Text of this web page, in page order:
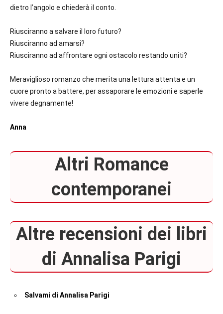
dietro l’angolo e chiederà il conto.
Riusciranno a salvare il loro futuro?
Riusciranno ad amarsi?
Riusciranno ad affrontare ogni ostacolo restando uniti?
Meraviglioso romanzo che merita una lettura attenta e un
cuore pronto a battere, per assaporare le emozioni e saperle
vivere degnamente!
Anna
Altri Romance
contemporanei
Altre recensioni dei libri
di Annalisa Parigi
Salvami di Annalisa Parigi